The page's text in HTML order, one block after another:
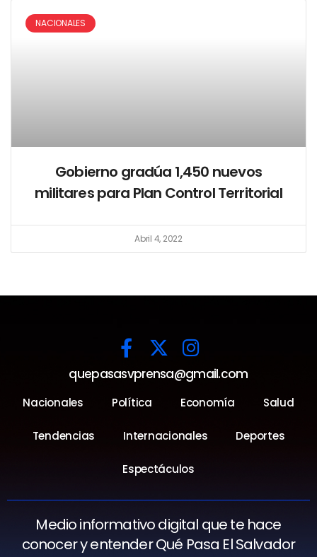
NACIONALES
Gobierno gradúa 1,450 nuevos
militares para Plan Control Territorial
Abril 4, 2022
quepasasvprensa@gmail.com
Nacionales Política Economía Salud
Tendencias Internacionales Deportes
Espectáculos
Medio informativo digital que te hace
conocer y entender Qué Pasa El Salvador